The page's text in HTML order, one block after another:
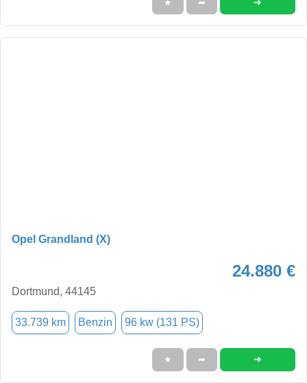
★ ➦ ➜
Opel Grandland (X)
24.880 €
Dortmund, 44145
33.739 km Benzin 96 kw (131 PS)
★ ➦ ➜